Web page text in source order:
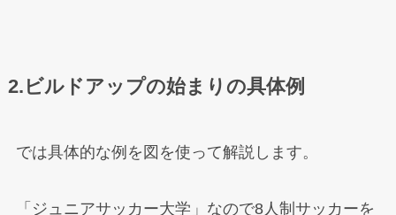
2.ビルドアップの始まりの具体例
では具体的な例を図を使って解説します。
「ジュニアサッカー大学」なので8人制サッカーを